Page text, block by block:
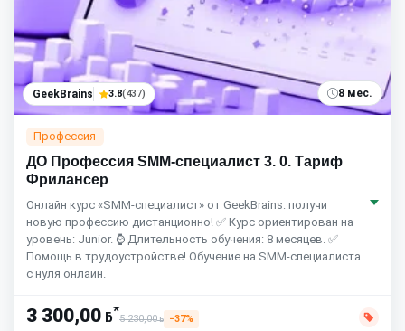
GeekBrains 3.8(437) 8 мес.
Профессия
ДО Профессия SMM-специалист 3. 0. Тариф
Фрилансер
Онлайн курс «SMM-специалист» от GeekBrains: получи
новую профессию дистанционно! ✅ Курс ориентирован на
уровень: Junior. ⌚ Длительность обучения: 8 месяцев. ✅
Помощь в трудоустройстве! Обучение на SMM-специалиста
с нуля онлайн.
3 300,00 ƃ*
5 230,00ƃ −37%